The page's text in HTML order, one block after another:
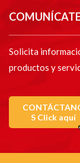
Solicita
productos y
S Click aquí